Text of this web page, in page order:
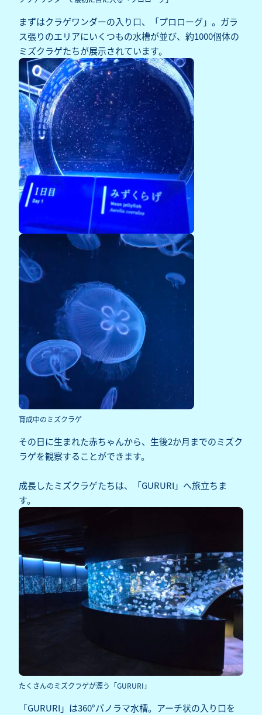
まずはクラゲワンダーの入り口、「プロローグ」。ガラ
ス張りのエリアにいくつもの水槽が並び、約1000個体の
ミズクラゲたちが展示されています。
育成中のミズクラゲ
その日に生まれた赤ちゃんから、生後2か月までのミズク
ラゲを観察することができます。
成長したミズクラゲたちは、「GURURI」へ旅立ちま
す。
たくさんのミズクラゲが漂う「GURURI」
「GURURI」は360°パノラマ水槽。アーチ状の入り口を